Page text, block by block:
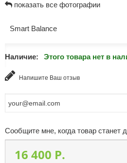
показать все фотографии
Smart Balance
Наличие: Этого товара нет в
Напишите Ваш отзыв
Сообщите мне, когда товар станет
16 400 P.